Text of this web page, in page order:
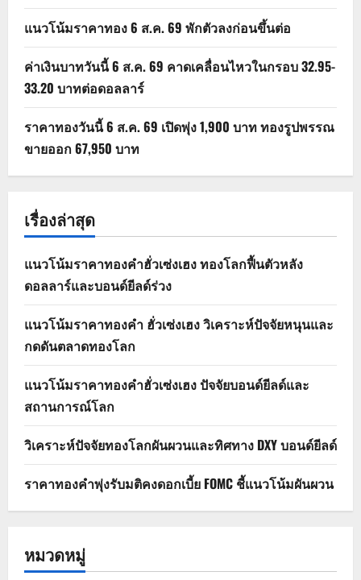
แนวโน้มราคาทอง 6 ส.ค. 69 พักตัวลงก่อนขึ้นต่อ
ค่าเงินบาทวันนี้ 6 ส.ค. 69 คาดเคลื่อนไหวในกรอบ 32.95-
33.20 บาทต่อดอลลาร์
ราคาทองวันนี้ 6 ส.ค. 69 เปิดพุ่ง 1,900 บาท ทองรูปพรรณ
ขายออก 67,950 บาท
เรื่องล่าสุด
แนวโน้มราคาทองคำฮั่วเซ่งเฮง ทองโลกฟื้นตัวหลัง
ดอลลาร์และบอนด์ยีลด์ร่วง
แนวโน้มราคาทองคำ ฮั่วเซ่งเฮง วิเคราะห์ปัจจัยหนุนและ
กดดันตลาดทองโลก
แนวโน้มราคาทองคำฮั่วเซ่งเฮง ปัจจัยบอนด์ยีลด์และ
สถานการณ์โลก
วิเคราะห์ปัจจัยทองโลกผันผวนและทิศทาง DXY บอนด์ยีลด์
ราคาทองคำพุ่งรับมติคงดอกเบี้ย FOMC ชี้แนวโน้มผันผวน
หมวดหมู่